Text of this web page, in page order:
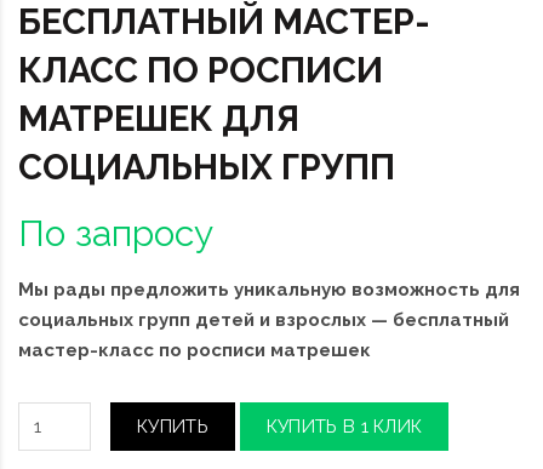
БЕСПЛАТНЫЙ МАСТЕР-
КЛАСС ПО РОСПИСИ
МАТРЕШЕК ДЛЯ
СОЦИАЛЬНЫХ ГРУПП
По запросу
Мы рады предложить уникальную возможность для
социальных групп детей и взрослых — бесплатный
мастер-класс по росписи матрешек
КУПИТЬ КУПИТЬ В 1 КЛИК